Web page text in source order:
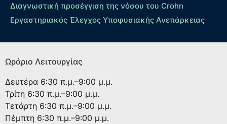
Διαγνωστική προσέγγιση της νόσου του Crohn
Εργαστηριακός Έλεγχος Υποφυσιακής Ανεπάρκειας
Ωράριο Λειτουργίας
Δευτέρα 6:30 π.μ.–9:00 μ.μ.
Τρίτη 6:30 π.μ.–9:00 μ.μ.
Τετάρτη 6:30 π.μ.–9:00 μ.μ.
Πέμπτη 6:30 π.μ.–9:00 μ.μ.